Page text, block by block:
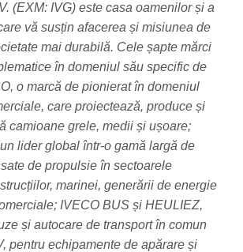
(EXM: IVG) este casa oamenilor și a
vă susțin afacerea și misiunea de
mai durabilă. Cele șapte mărci
în domeniul său specific de
o marcă de pionierat în domeniul
care proiectează, produce și
camioane grele, medii și ușoare;
lider global într-o gamă largă de
de propulsie în sectoarele
marinei, generării de energie
IVECO BUS și HEULIEZ,
și autocare de transport în comun
pentru echipamente de apărare și